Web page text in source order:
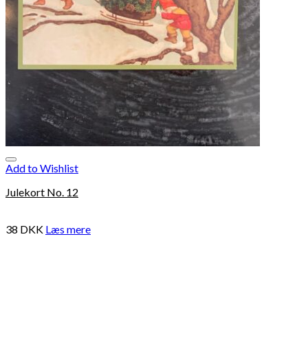
Add to Wishlist
Julekort No. 12
38 DKK Læs mere